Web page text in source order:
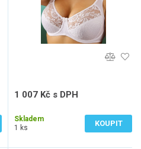
1 007 Kč s DPH
Skladem
1 ks
KOUPIT